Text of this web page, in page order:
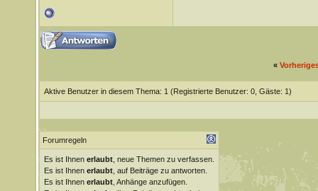
«
Aktive Benutzer in diesem Thema: 1 (Registrierte Benutzer: 0, Gäste: 1)
Forumregeln
Es ist Ihnen erlaubt, neue Themen zu verfassen.
Es ist Ihnen erlaubt, auf Beiträge zu antworten.
Es ist Ihnen erlaubt, Anhänge anzufügen.